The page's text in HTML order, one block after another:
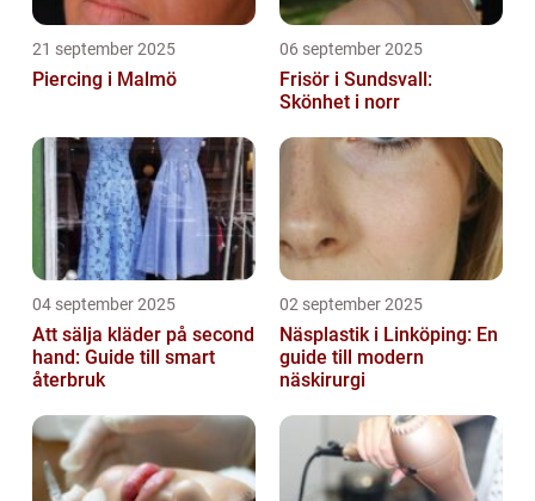
21 september 2025
Piercing i Malmö
06 september 2025
Frisör i Sundsvall:
Skönhet i norr
04 september 2025
Att sälja kläder på second
hand: Guide till smart
återbruk
02 september 2025
Näsplastik i Linköping: En
guide till modern
näskirurgi